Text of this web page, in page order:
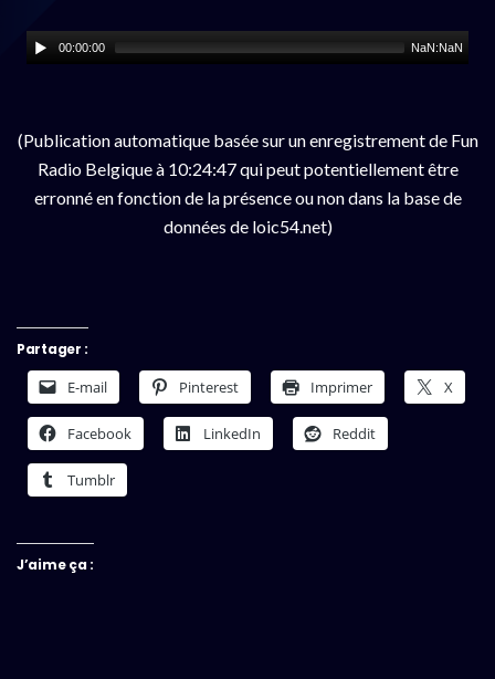
00:00:00 NaN:NaN
(Publication automatique basée sur un enregistrement de Fun
Radio Belgique à 10:24:47 qui peut potentiellement être
erronné en fonction de la présence ou non dans la base de
données de loic54.net)
Partager :
E-mail Pinterest Imprimer X
Facebook LinkedIn Reddit
Tumblr
J’aime ça :